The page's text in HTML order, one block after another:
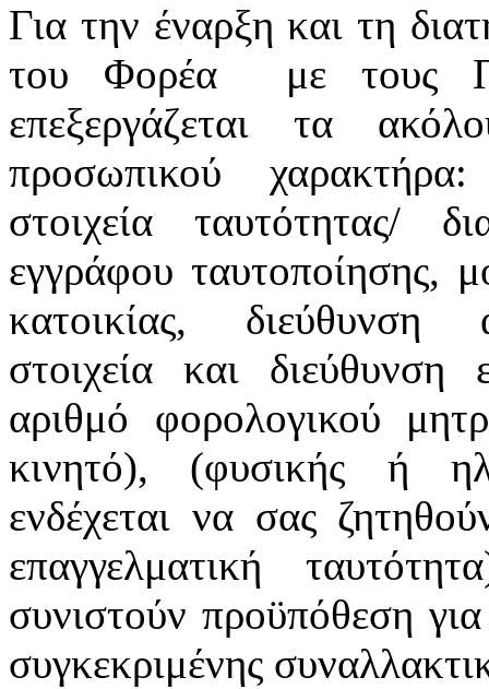
Για την έναρξη και τη
του Φορέα
με τους
επεξεργάζεται τα
προσωπικού
στοιχεία ταυτότητας/
εγγράφου ταυτοποίησης,
κατοικίας, διεύθυνση
στοιχεία και διεύθυνση
αριθμό φορολογικού
κινητό), (φυσικής ή
ενδέχεται να σας
επαγγελματική
συνιστούν προϋπόθεση
συγκεκριμένης